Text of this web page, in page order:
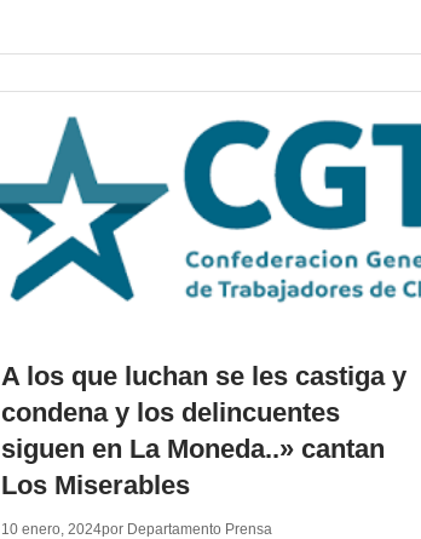
A los que luchan se les castiga y
condena y los delincuentes
siguen en La Moneda..» cantan
Los Miserables
10 enero, 2024por Departamento Prensa